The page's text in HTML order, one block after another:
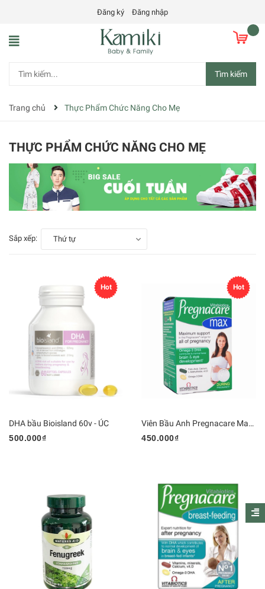
Đăng ký Đăng nhập
Tìm kiếm
Trang chủ Thực Phẩm Chức Năng Cho Mẹ
THỰC PHẨM CHỨC NĂNG CHO MẸ
Sắp xếp: Thứ tự
Hot
DHA bầu Bioisland 60v - ÚC
500.000₫
Hot
Viên Bầu Anh Pregnacare Max - 84 viên
450.000₫